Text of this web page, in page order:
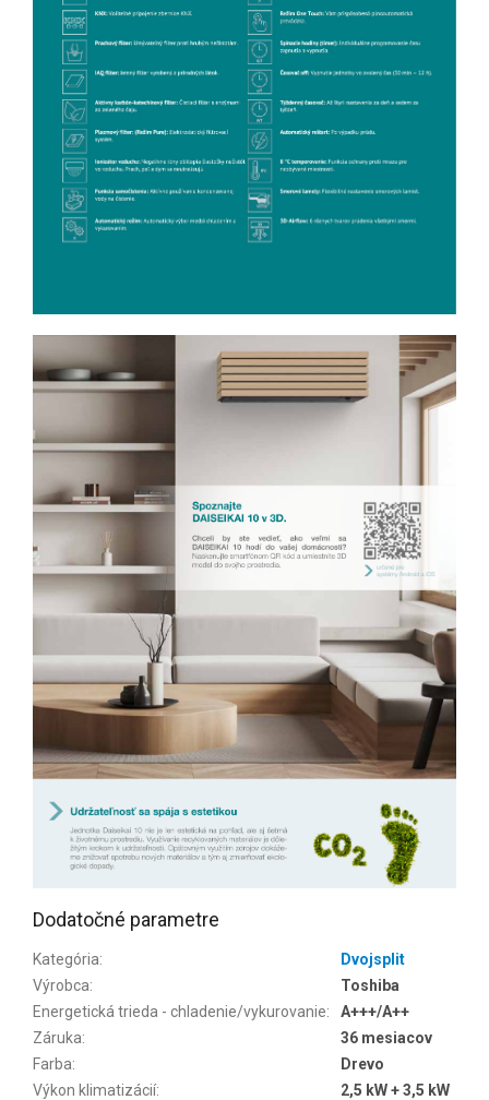
Dodatočné parametre
Kategória:
Dvojsplit
Výrobca:
Toshiba
Energetická trieda - chladenie/vykurovanie:
A+++/A++
Záruka:
36 mesiacov
Farba:
Drevo
Výkon klimatizácií:
2,5 kW + 3,5 kW